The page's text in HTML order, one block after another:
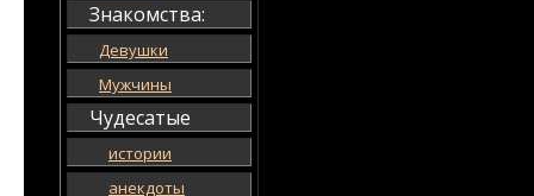
Знакомства:
Девушки
Мужчины
Чудесатые
истории
анекдоты